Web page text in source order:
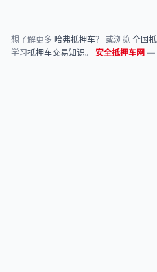
想了解更多 哈弗抵押车？ 或浏览 全国
学习抵押车交易知识。 安全抵押车网 —